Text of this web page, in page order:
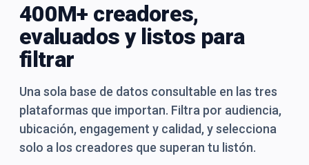
400M+ creadores,
evaluados y listos para
filtrar
Una sola base de datos consultable en las tres
plataformas que importan. Filtra por audiencia,
ubicación, engagement y calidad, y selecciona
solo a los creadores que superan tu listón.